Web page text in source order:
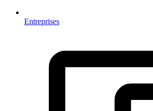
Entreprises